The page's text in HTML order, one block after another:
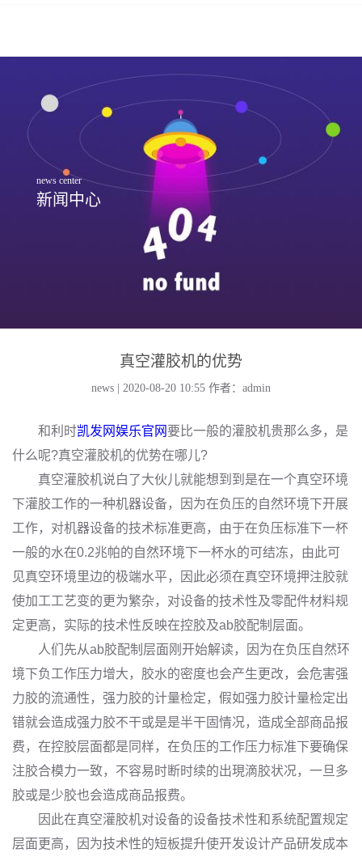
news center
新闻中心
真空灌胶机的优势
news | 2020-08-20 10:55 作者：admin
和利时凯发网娱乐官网 要比一般的灌胶机贵那么多，是
什么呢?真空灌胶机的优势在哪儿?
真空灌胶机说白了大伙儿就能想到到是在一个真空环境
下灌胶工作的一种机器设备，因为在负压的自然环境下开展
工作，对机器设备的技术标准更高，由于在负压标准下一杯
一般的水在0.2兆帕的自然环境下一杯水的可结冻，由此可
见真空环境里边的极端水平，因此必须在真空环境押注胶就
使加工工艺变的更为繁杂，对设备的技术性及零配件材料规
定更高，实际的技术性反映在控胶及ab胶配制层面。
人们先从ab胶配制层面刚开始解读，因为在负压自然环
境下负工作压力增大，胶水的密度也会产生更改，会危害强
力胶的流通性，强力胶的计量检定，假如强力胶计量检定出
错就会造成强力胶不干或是是半干固情况，造成全部商品报
费，在控胶层面都是同样，在负压的工作压力标准下要确保
注胶合模力一致，不容易时断时续的出現滴胶状况，一旦多
胶或是少胶也会造成商品报费。
因此在真空灌胶机对设备的设备技术性和系统配置规定
层面更高，因为技术性的短板提升使开发设计产品研发成本